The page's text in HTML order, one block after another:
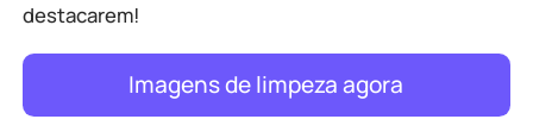
destacarem!
Imagens de limpeza agora